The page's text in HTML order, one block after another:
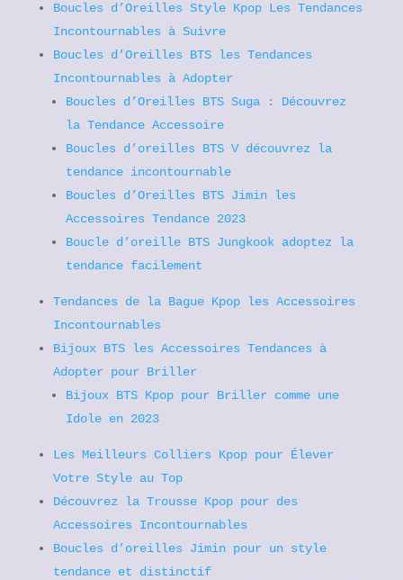
Boucles d’Oreilles Style Kpop Les Tendances
Incontournables à Suivre
Boucles d’Oreilles BTS les Tendances
Incontournables à Adopter
Boucles d’Oreilles BTS Suga : Découvrez
la Tendance Accessoire
Boucles d’oreilles BTS V découvrez la
tendance incontournable
Boucles d’Oreilles BTS Jimin les
Accessoires Tendance 2023
Boucle d’oreille BTS Jungkook adoptez la
tendance facilement
Tendances de la Bague Kpop les Accessoires
Incontournables
Bijoux BTS les Accessoires Tendances à
Adopter pour Briller
Bijoux BTS Kpop pour Briller comme une
Idole en 2023
Les Meilleurs Colliers Kpop pour Élever
Votre Style au Top
Découvrez la Trousse Kpop pour des
Accessoires Incontournables
Boucles d’oreilles Jimin pour un style
tendance et distinctif